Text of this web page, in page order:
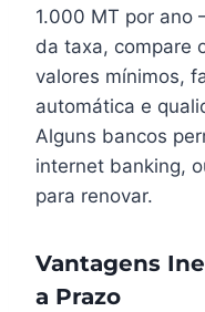
1.000 MT por ano
da taxa, compare
valores mínimos,
automática e
Alguns bancos
internet banking,
para renovar.
Vantagens
a Prazo